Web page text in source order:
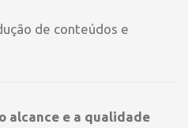
de conteúdos e
alcance e a qualidade